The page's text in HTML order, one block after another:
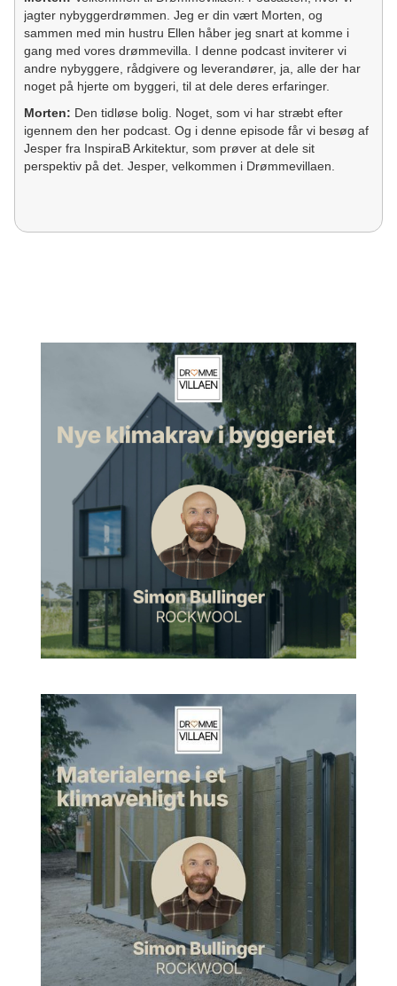
jagter nybyggerdrømmen. Jeg er din vært Morten, og
sammen med min hustru Ellen håber jeg snart at komme i
gang med vores drømmevilla. I denne podcast inviterer vi
andre nybyggere, rådgivere og leverandører, ja, alle der har
noget på hjerte om byggeri, til at dele deres erfaringer.
Morten: Den tidløse bolig. Noget, som vi har stræbt efter
igennem den her podcast. Og i denne episode får vi besøg af
Jesper fra InspiraB Arkitektur, som prøver at dele sit
perspektiv på det. Jesper, velkommen i Drømmevillaen.
omkring det her tema omkring den tidløse streg. Og jeg må
Morten:Nej, det ville jeg heller ikke regne med. Prøv at høre
Jesper, inden vi hopper ind i det, lad os lige høre lidt om dig
Ja, jeg er Jesper Krog. Uddannet arkitekt, eller det vil
sige, jeg er uddannet civilingeniør ved Aalborg Universitet og
gået der fem år, så har jeg været på Arkitektskolen i
København. Og er nu medejer af InspiraB Arkitektur, som
ligger her i Aalborg. Vi spænder sådan lidt vidt i forhold til,
hvad vi laver. Men vi har ekstremt meget fokus på det at bo.
Og det er både i stor og i lille skala, kan man sige. Vi er
ligesom en tegnestue, der er lidt delt i to segmenter. Vi har
nogle lidt større udviklingsprojekter, og så har vi private
kunder, som primært er villaer og sommerhuse.
Morten: Okay. Hvor mange huse har man så tegnet, når man
har siddet i den situation med den virksomhed, som I gør her?
Jesper: Jamen, vi har tegnet mange huse. Og man bliver jo
utrolig klog på, når man har tegnet mange huse, for så
mange huse vi har rundet, men måske nok deromkring de
250 huse eller sådan noget, måske endda. Ja, 250 huse, så vi
har tegnet mange huse, men det er jo ikke alle huse, vi
ligesom viser og formidler videre.
Morten:Nej, lige nøjagtigt. Hvad med det hus, du selv, nu
sidder du hjemme, mens vi laver optagelsen her, har du
tegnet dit eget hus, eller hvad er historien der?
Jesper:Nej, jeg fandt det her skønne hus i Vejgaard, som er
en ydre bydel til Aalborg, som ligger ekstremt naturskønt, og
så var der sådan en fin villa fra 1959. Og selvfølgelig også en
arkitekttegnet, men det er ikke mig selv, der fik lov til at gøre
det. Jeg ved heller ikke, om jeg nogensinde turde at tegne
min egen villa.
Det bliver du nødt til at fortælle, hvorfor ville du ikke
turde det?